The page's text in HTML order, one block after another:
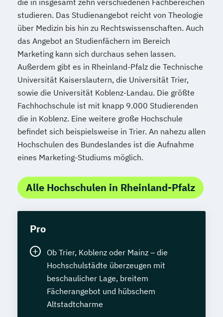
die in insgesamt zehn verschiedenen Fachbereichen
studieren. Das Studienangebot reicht von Theologie
über Medizin bis hin zu Rechtswissenschaften. Auch
das Angebot an Studienfächern im Bereich
Marketing kann sich durchaus sehen lassen.
Außerdem gibt es in Rheinland-Pfalz die Technische
Universität Kaiserslautern, die Universität Trier,
sowie die Universität Koblenz-Landau. Die größte
Fachhochschule ist mit knapp 9.000 Studierenden
die in Koblenz. Eine weitere große Hochschule
befindet sich beispielsweise in Trier. An nahezu allen
Hochschulen des Bundeslandes ist die Aufnahme
eines Marketing-Studiums möglich.
Alle Hochschulen in Rheinland-Pfalz
Pro
Ob Trier, Koblenz oder Mainz – die
Hochschulstädte überzeugen mit
beschaulicher Lage, breitem
Fächerangebot und hübschem
Altstadtcharme